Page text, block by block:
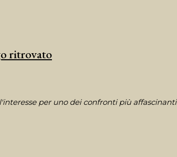
ritrovato
per uno dei confronti più affascinanti